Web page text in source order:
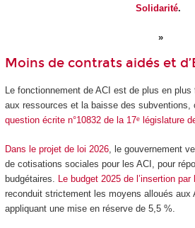
Solidarité.
Moins de contrats aidés et
Le fonctionnement de ACI est de plus en plus
aux ressources et la baisse des subventions,
question écrite n°10832 de la 17ᵉ législature
Dans le projet de loi 2026, le gouvernement
de cotisations sociales pour les ACI, pour
budgétaires. Le budget 2025 de l’insertion par
reconduit strictement les moyens alloués aux
appliquant une mise en réserve de 5,5 %.